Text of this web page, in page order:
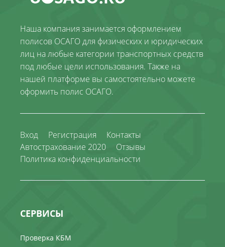
Наша компания занимается оформлением
полисов ОСАГО для физических и юридических
лиц на любые категории транспортных средств
под любые цели использования. Также на
нашей платформе вы самостоятельно можете
оформить полис ОСАГО.
Вход Регистрация
Контакты
Автострахование 2020
Отзывы
Политика конфиденциальности
СЕРВИСЫ
Проверка КБМ